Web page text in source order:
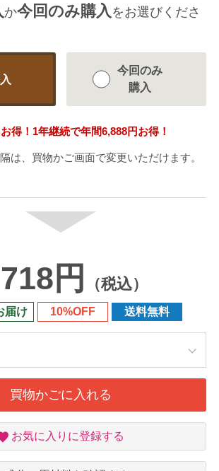
か今回のみ購入 をお選びくださ
今回のみ
購入
お得！1年継続で年間6,888円お得！
は、買物かご画面で変更いただけます。
円 （税込）
届け 10%OFF 送料無料
買物かごに入れる
おお気に入りに登録する